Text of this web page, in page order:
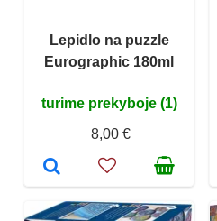
Lepidlo na puzzle
Eurographic 180ml
turime prekyboje (1)
8,00 €